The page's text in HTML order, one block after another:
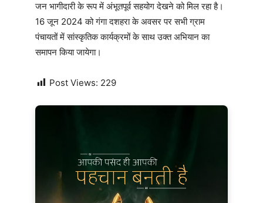
जन भागीदारी के रूप में अंभूतपूर्व सहयोग देखने को मिल रहा है।
16 जून 2024 को गंगा दशहरा के अवसर पर सभी ग्राम
पंचायतों में सांस्कृतिक कार्यक्रमों के साथ उक्त अभियान का
समापन किया जायेगा।
Post Views: 229